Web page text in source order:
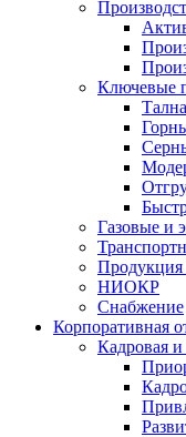
Ключевые
Газовые и
Продукция
НИОКР
Снабжение
Корпоративная
Кадровая и